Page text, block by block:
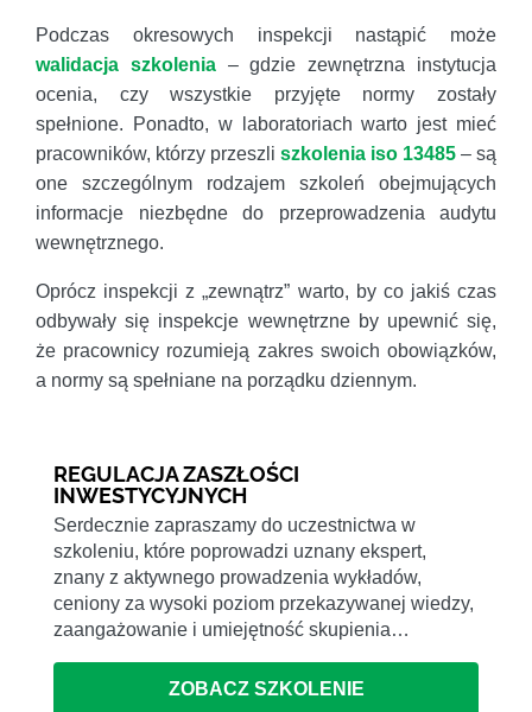
Podczas okresowych inspekcji nastąpić może
walidacja szkolenia– gdzie zewnętrzna instytucja
ocenia, czy wszystkie przyjęte normy zostały
spełnione. Ponadto, w laboratoriach warto jest mieć
pracowników, którzy przeszli szkolenia iso 13485 – są
one szczególnym rodzajem szkoleń obejmujących
informacje niezbędne do przeprowadzenia audytu
wewnętrznego.
Oprócz inspekcji z „zewnątrz” warto, by co jakiś czas
odbywały się inspekcje wewnętrzne by upewnić się,
że pracownicy rozumieją zakres swoich obowiązków,
a normy są spełniane na porządku dziennym.
REGULACJA ZASZŁOŚCI
INWESTYCYJNYCH
Serdecznie zapraszamy do uczestnictwa w
szkoleniu, które poprowadzi uznany ekspert,
znany z aktywnego prowadzenia wykładów,
ceniony za wysoki poziom przekazywanej wiedzy,
zaangażowanie i umiejętność skupienia…
ZOBACZ SZKOLENIE